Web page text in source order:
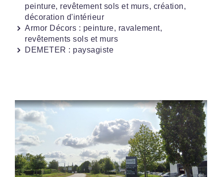
peinture, revêtement sols et murs, création,
décoration d'intérieur
Armor Décors : peinture, ravalement,
revêtements sols et murs
DEMETER : paysagiste